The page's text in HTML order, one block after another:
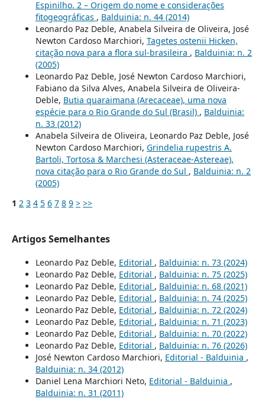
Espinilho. 2 – Origem do nome e considerações
fitogeográficas , Balduinia: n. 44 (2014)
Leonardo Paz Deble, Anabela Silveira de Oliveira, José
Newton Cardoso Marchiori, Tagetes ostenii Hicken,
citação nova para a flora sul-brasileira , Balduinia: n. 2
(2005)
Leonardo Paz Deble, José Newton Cardoso Marchiori,
Fabiano da Silva Alves, Anabela Silveira de Oliveira-
Deble, Butia quaraimana (Arecaceae), uma nova
espécie para o Rio Grande do Sul (Brasil) , Balduinia:
n. 33 (2012)
Anabela Silveira de Oliveira, Leonardo Paz Deble, José
Newton Cardoso Marchiori, Grindelia rupestris A.
Bartoli, Tortosa & Marchesi (Asteraceae-Astereae),
nova citação para o Rio Grande do Sul , Balduinia: n. 2
(2005)
1 2 3 4 5 6 7 8 9 > >>
Artigos Semelhantes
Leonardo Paz Deble, Editorial , Balduinia: n. 73 (2024)
Leonardo Paz Deble, Editorial , Balduinia: n. 75 (2025)
Leonardo Paz Deble, Editorial , Balduinia: n. 68 (2021)
Leonardo Paz Deble, Editorial , Balduinia: n. 74 (2025)
Leonardo Paz Deble, Editorial , Balduinia: n. 72 (2024)
Leonardo Paz Deble, Editorial , Balduinia: n. 71 (2023)
Leonardo Paz Deble, Editorial , Balduinia: n. 70 (2022)
Leonardo Paz Deble, Editorial , Balduinia: n. 76 (2026)
José Newton Cardoso Marchiori, Editorial - Balduinia ,
Balduinia: n. 34 (2012)
Daniel Lena Marchiori Neto, Editorial - Balduinia ,
Balduinia: n. 31 (2011)